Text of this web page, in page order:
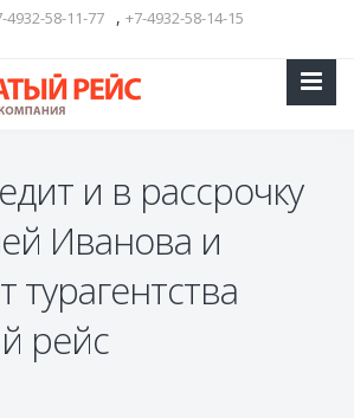
4932-58-11-77 , +7-4932-58-14-15
и в рассрочку
Иванова и
турагентства
рейс